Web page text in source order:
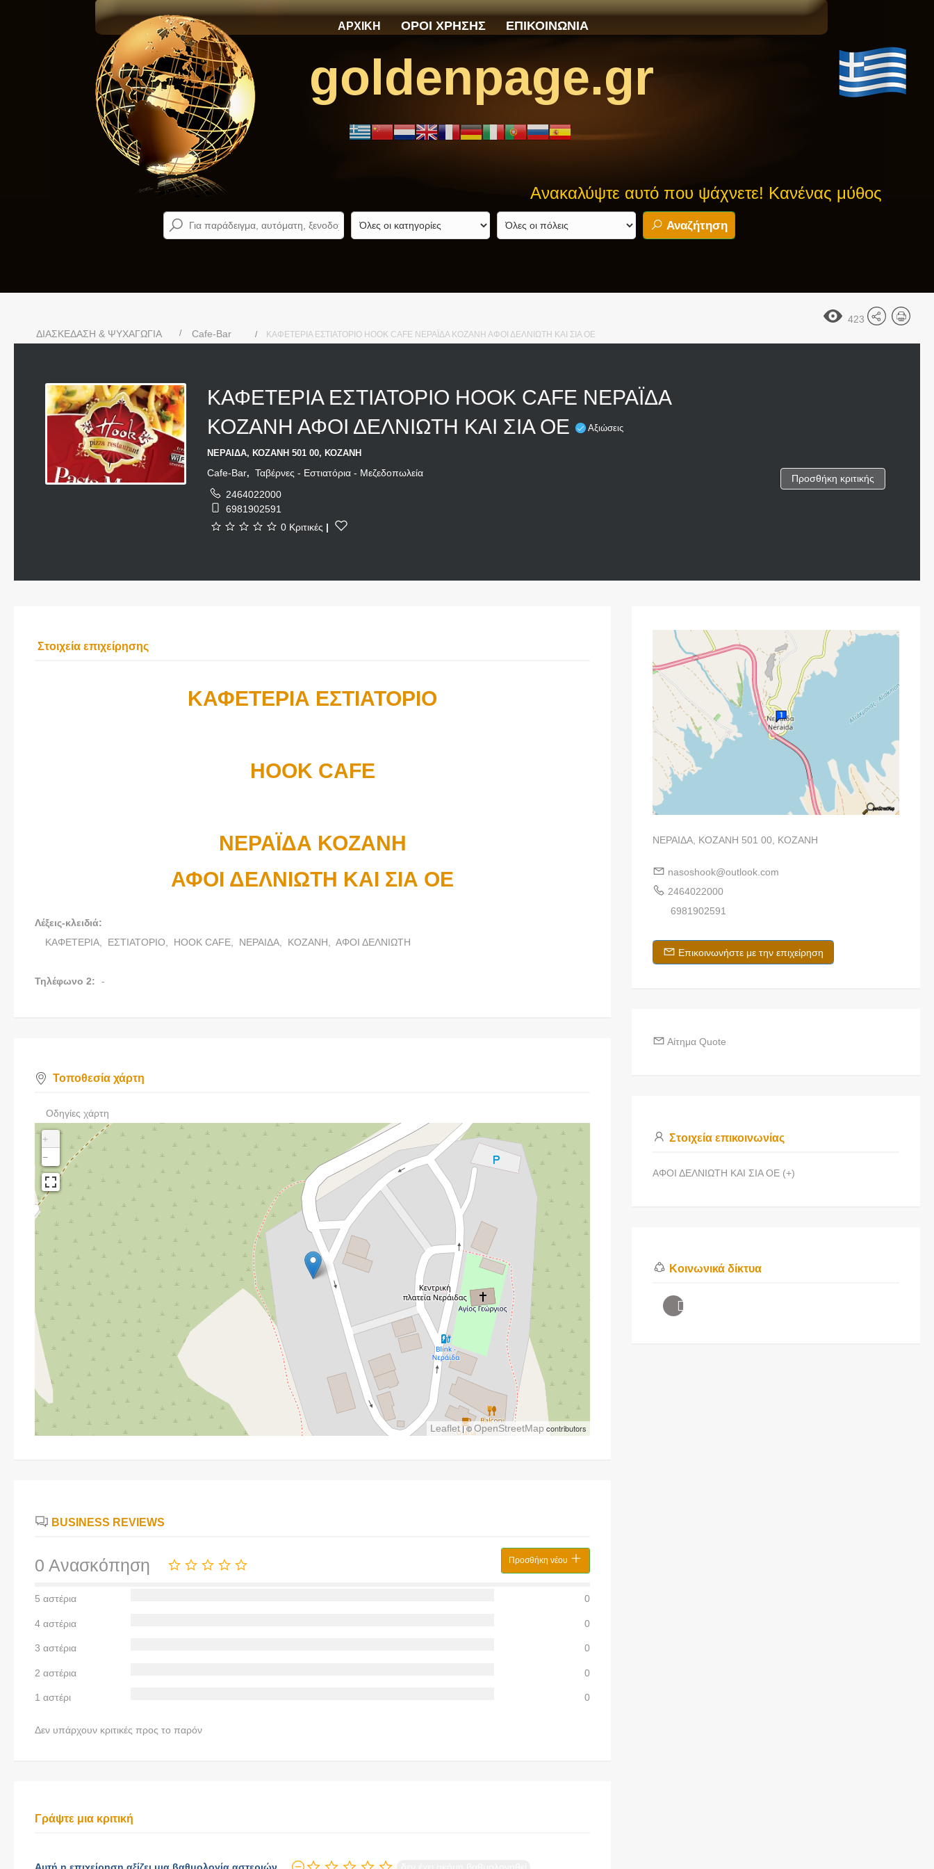
ΑΡΧΙΚΗ ΟΡΟΙ ΧΡΗΣΗΣ ΕΠΙΚΟΙΝΩΝΙΑ
goldenpage.gr
Ανακαλύψτε αυτό που ψάχνετε! Κανένας μύθος δεν είναι
Αναζήτηση
423
ΔΙΑΣΚΕΔΑΣΗ & ΨΥΧΑΓΩΓΙΑ
Cafe-Bar ΚΑΦΕΤΕΡΙΑ ΕΣΤΙΑΤΟΡΙΟ HOOK CAFE ΝΕΡΑΪΔΑ ΚΟΖΑΝΗ ΑΦΟΙ ΔΕΛΝΙΩΤΗ ΚΑΙ ΣΙΑ ΟΕ
ΚΑΦΕΤΕΡΙΑ ΕΣΤΙΑΤΟΡΙΟ HOOK CAFE ΝΕΡΑΪΔΑ
ΚΟΖΑΝΗ ΑΦΟΙ ΔΕΛΝΙΩΤΗ ΚΑΙ ΣΙΑ ΟΕ
Αξιώσεις
ΝΕΡΑΙΔΑ, ΚΟΖΑΝΗ 501 00, ΚΟΖΑΝΗ
Cafe-Bar,Ταβέρνες - Εστιατόρια - Μεζεδοπωλεία
2464022000
6981902591
0 Κριτικές |
Προσθήκη κριτικής
Στοιχεία επιχείρησης
ΚΑΦΕΤΕΡΙΑ ΕΣΤΙΑΤΟΡΙΟ
HOOK CAFE
ΝΕΡΑΪΔΑ ΚΟΖΑΝΗ
ΑΦΟΙ ΔΕΛΝΙΩΤΗ ΚΑΙ ΣΙΑ ΟΕ
Λέξεις-κλειδιά:
ΚΑΦΕΤΕΡΙΑ,
ΕΣΤΙΑΤΟΡΙΟ, HOOK CAFE, ΝΕΡΑΙΔΑ, ΚΟΖΑΝΗ, ΑΦΟΙ ΔΕΛΝΙΩΤΗ
Τηλέφωνο 2: -
Τοποθεσία χάρτη
Οδηγίες χάρτη
+
−
Leaflet| ©OpenStreetMap contributors
BUSINESS REVIEWS
0 Ανασκόπηση Προσθήκη νέου
5 αστέρια 0
4 αστέρια 0
3 αστέρια 0
2 αστέρια 0
1 αστέρι 0
Δεν υπάρχουν κριτικές προς το παρόν
Γράψτε μια κριτική
Αυτή η επιχείρηση αξίζει μια βαθμολογία αστεριών
ΝΕΡΑΙΔΑ, ΚΟΖΑΝΗ 501 00, ΚΟΖΑΝΗ
nasoshook@outlook.com
2464022000
6981902591
Επικοινωνήστε με την επιχείρηση
Αίτημα Quote
Στοιχεία επικοινωνίας
ΑΦΟΙ ΔΕΛΝΙΩΤΗ ΚΑΙ ΣΙΑ ΟΕ (+)
Κοινωνικά δίκτυα